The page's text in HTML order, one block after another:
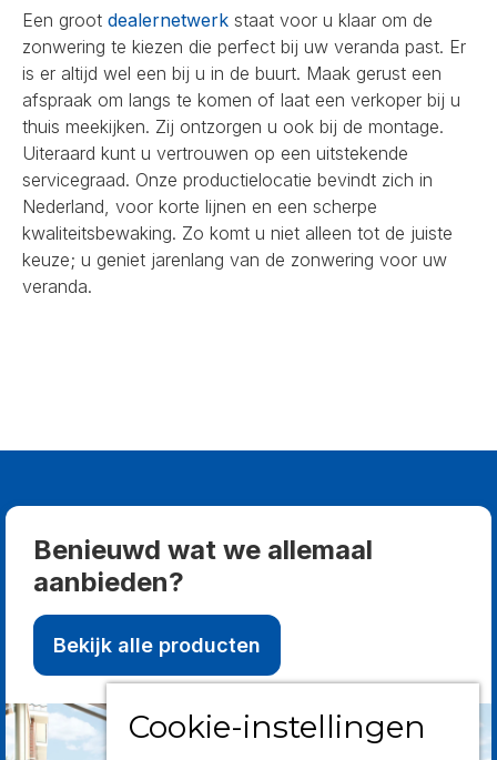
Een groot dealernetwerk staat voor u klaar om de
zonwering te kiezen die perfect bij uw veranda past. Er
is er altijd wel een bij u in de buurt. Maak gerust een
afspraak om langs te komen of laat een verkoper bij u
thuis meekijken. Zij ontzorgen u ook bij de montage.
Uiteraard kunt u vertrouwen op een uitstekende
servicegraad. Onze productielocatie bevindt zich in
Nederland, voor korte lijnen en een scherpe
kwaliteitsbewaking. Zo komt u niet alleen tot de juiste
keuze; u geniet jarenlang van de zonwering voor uw
veranda.
Benieuwd wat we allemaal
aanbieden?
Bekijk alle producten
Cookie-instellingen